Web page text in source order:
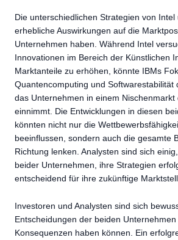
Die unterschiedlichen Strategien von Intel
erhebliche Auswirkungen auf die
Unternehmen haben. Während Intel
Innovationen im Bereich der Künstlichen
Marktanteile zu erhöhen, könnte IBMs
Quantencomputing und Softwarestabilität
das Unternehmen in einem
einnimmt. Die Entwicklungen in diesen
könnten nicht nur die
beeinflussen, sondern auch die gesamte
Richtung lenken. Analysten sind sich
beider Unternehmen, ihre Strategien
entscheidend für ihre zukünftige
Investoren und Analysten sind sich
Entscheidungen der beiden
Konsequenzen haben können. Ein